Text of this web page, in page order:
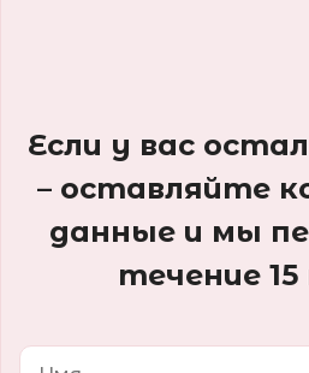
Если у вас
– оставляйте
данные и мы
течение